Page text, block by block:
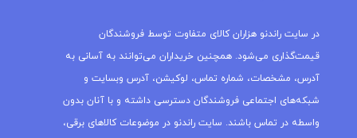
در سایت راندنو هزاران کالای متفاوت توسط فروشندگان
قیمت‌گذاری می‌شود. همچنین خریداران می‌توانند به آسانی به
آدرس، مشخصات، شماره تماس، لوکیشن، آدرس وبسایت و
شبکه‌های اجتماعی فروشندگان دسترسی داشته و با آنان بدون
واسطه در تماس باشند. سایت راندنو در موضوعات کالاهای برقی،